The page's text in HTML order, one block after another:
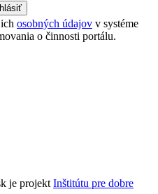
osobných údajov v systéme
o činnosti portálu.
je projekt Inštitútu pre dobre